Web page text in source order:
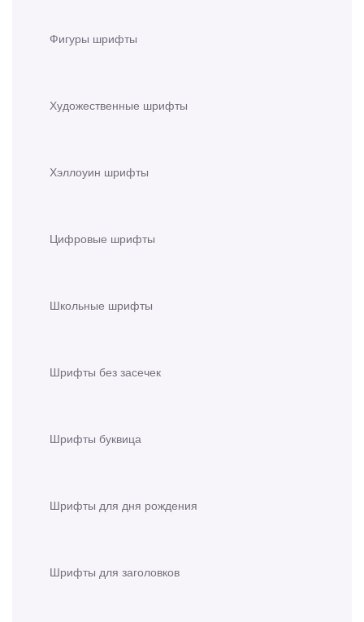
Фигуры шрифты
Художественные шрифты
Хэллоуин шрифты
Цифровые шрифты
Школьные шрифты
Шрифты без засечек
Шрифты буквица
Шрифты для дня рождения
Шрифты для заголовков